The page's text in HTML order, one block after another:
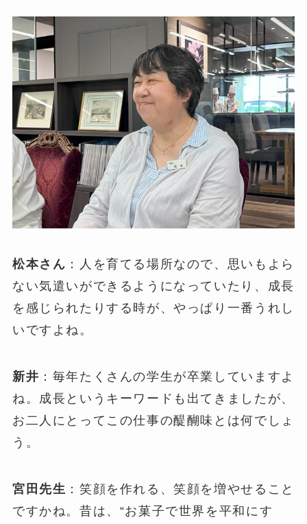
松本さん ：人を育てる場所なので、思いもよら
ない気遣いができるようになっていたり、成長
を感じられたりする時が、やっぱり一番うれし
いですよね。
新井 ：毎年たくさんの学生が卒業していますよ
ね。成長というキーワードも出てきましたが、
お二人にとってこの仕事の醍醐味とは何でしょ
う。
宮田先生 ：笑顔を作れる、笑顔を増やせること
ですかね。昔は、“お菓子で世界を平和にす